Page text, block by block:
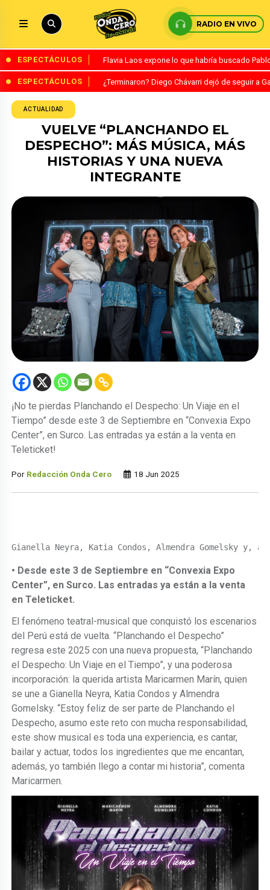
RADIO EN VIVO
ESPECTÁCULOS Flavia Laos expone lo que habría buscado
ESPECTÁCULOS ¿Terminaron? Diego Chávarri dejó de seguir a
ACTUALIDAD
VUELVE “PLANCHANDO EL
DESPECHO”: MÁS MÚSICA, MÁS
HISTORIAS Y UNA NUEVA
INTEGRANTE
¡No te pierdas Planchando el Despecho: Un Viaje en el
Tiempo” desde este 3 de Septiembre en “Convexia Expo
Center”, en Surco. Las entradas ya están a la venta en
Teleticket!
Por Redacción Onda Cero 18 Jun 2025
Gianella Neyra, Katia Condos, Almendra Gomelsky y,
• Desde este 3 de Septiembre en “Convexia Expo
Center”, en Surco. Las entradas ya están a la venta
en Teleticket.
El fenómeno teatral-musical que conquistó los escenarios
del Perú está de vuelta. “Planchando el Despecho”
regresa este 2025 con una nueva propuesta, “Planchando
el Despecho: Un Viaje en el Tiempo”, y una poderosa
incorporación: la querida artista Maricarmen Marín, quien
se une a Gianella Neyra, Katia Condos y Almendra
Gomelsky. “Estoy feliz de ser parte de Planchando el
Despecho, asumo este reto con mucha responsabilidad,
este show musical es toda una experiencia, es cantar,
bailar y actuar, todos los ingredientes que me encantan,
además, yo también llego a contar mi historia”, comenta
Maricarmen.